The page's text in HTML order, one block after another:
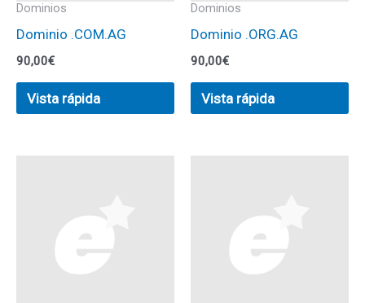
Dominios
Dominio .COM.AG
90,00€
Vista rápida
Dominios
Dominio .ORG.AG
90,00€
Vista rápida